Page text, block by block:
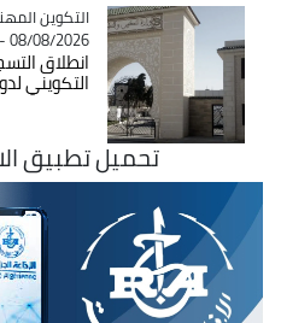
Catégorie
التكوين المهني
08/08/2026 - 12:41
انطلاق
التكويني لدورة
تحميل تطبيق